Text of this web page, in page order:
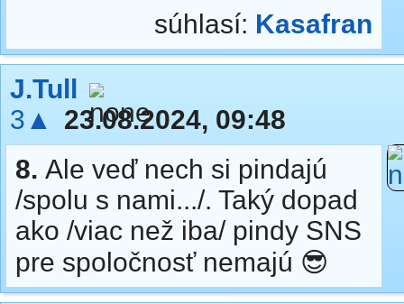
súhlasí: Kasafran
J.Tull
3▲
23.08.2024, 09:48
8. Ale veď nech si pindajú
/spolu s nami.../. Taký dopad
ako /viac než iba/ pindy SNS
pre spoločnosť nemajú 😎